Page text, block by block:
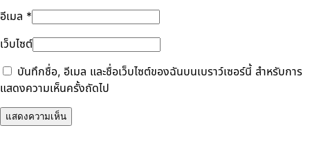
อีเมล *
เว็บไซต์
บันทึกชื่อ, อีเมล และชื่อเว็บไซต์ของฉันบนเบราว์เซอร์นี้ สำหรับการ
แสดงความเห็นครั้งถัดไป